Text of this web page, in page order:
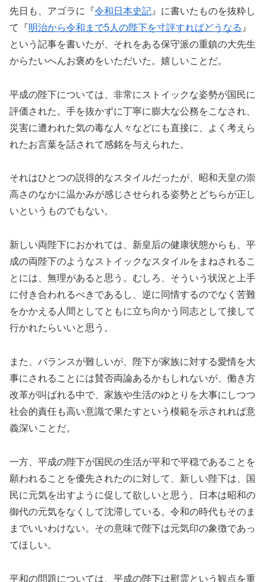
先日も、アゴラに『令和日本史記 』に書いたものを抜粋し
て『明治から令和まで5人の陛下を寸評すればどうなる 』
という記事を書いたが、それをある保守派の重鎮の大先生
からたいへんお褒めをいただいた。嬉しいことだ。
平成の陛下については、非常にストイックな姿勢が国民に
評価された。手を抜かずに丁寧に膨大な公務をこなされ、
災害に遭われた気の毒な人々などにも直接に、よく考えら
れたお言葉を話されて感銘を与えられた。
それはひとつの説得的なスタイルだったが、昭和天皇の崇
高さのなかに温かみが感じさせられる姿勢とどちらが正し
いというものでもない。
新しい両陛下におかれては、新皇后の健康状態からも、平
成の両陛下のようなストイックなスタイルをまねされるこ
とには、無理があると思う。むしろ、そういう状況と上手
に付き合われるべきであるし、逆に同情するのでなく苦難
をかかえる人間としてともに立ち向かう同志として接して
行かれたらいいと思う。
また、バランスが難しいが、陛下が家族に対する愛情を大
事にされることには賛否両論あるかもしれないが、働き方
改革が叫ばれる中で、家族や生活のゆとりを大事にしつつ
社会的責任も高い意識で果たすという模範を示されれば意
義深いことだ。
一方、平成の陛下が国民の生活が平和で平穏であることを
願われることを優先されたのに対して、新しい陛下は、国
民に元気を出すように促して欲しいと思う。日本は昭和の
御代の元気をなくして沈滞している。令和の時代もそのま
までいいわけない。その意味で陛下は元気印の象徴であっ
てほしい。
平和の問題については、平成の陛下は慰霊という観点を重